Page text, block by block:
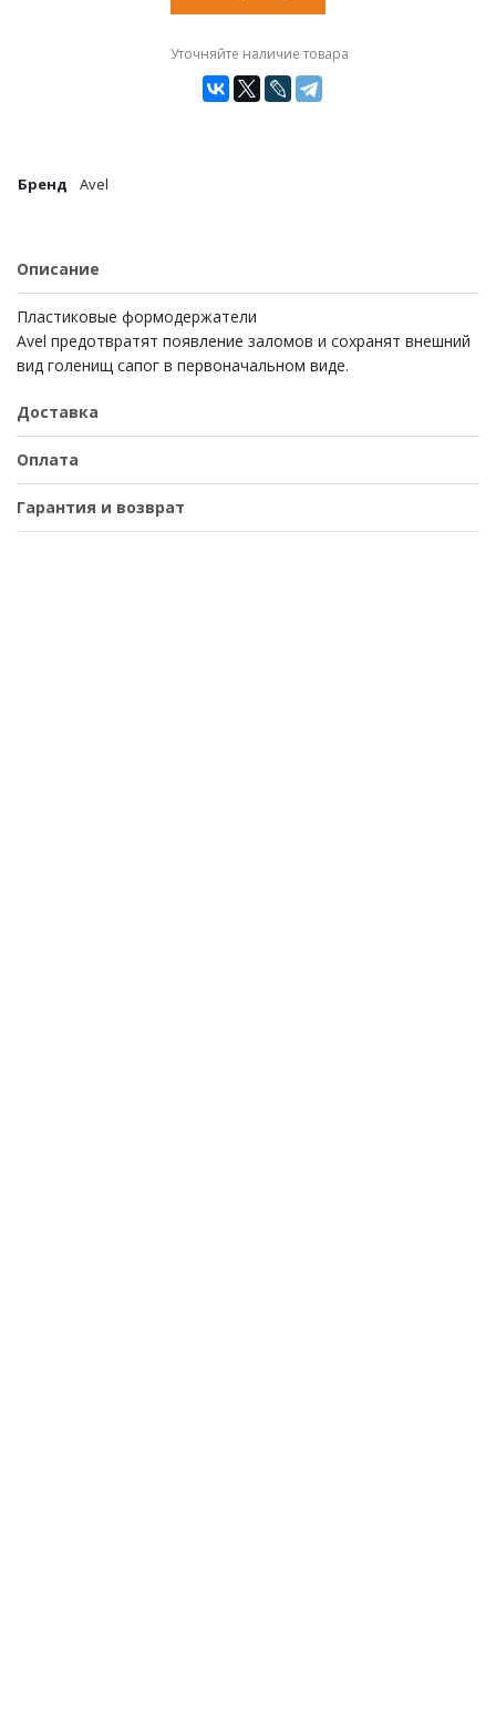
Уточняйте наличие товара
Бренд Avel
Описание
Пластиковые формодержатели
Avel предотвратят появление заломов и сохранят внешний
вид голенищ сапог в первоначальном виде.
Доставка
Оплата
Гарантия и возврат